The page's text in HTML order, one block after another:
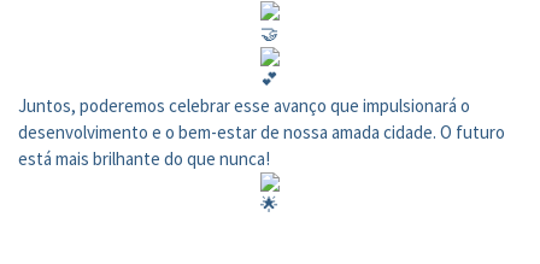
Juntos, poderemos celebrar esse avanço que impulsionará o
desenvolvimento e o bem-estar de nossa amada cidade. O futuro
está mais brilhante do que nunca!